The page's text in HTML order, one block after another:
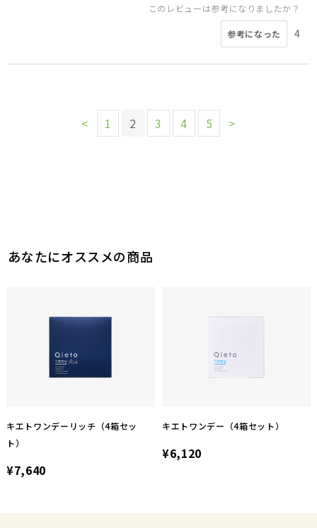
このレビューは参考になりましたか？
参考になった 4
< 1 2 3 4 5 >
あなたにオススメの商品
キエトワンデーリッチ（4箱セッ
ト）
¥7,640
キエトワンデー（4箱セット）
¥6,120